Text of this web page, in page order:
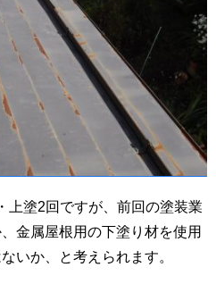
上塗2回ですが、前回の塗装業
金属屋根用の下塗り材を使用
いか、と考えられます。